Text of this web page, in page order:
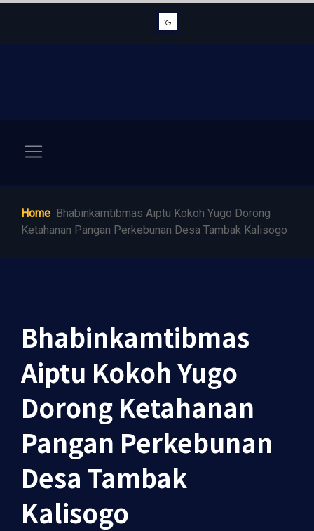
Home Bhabinkamtibmas Aiptu Kokoh Yugo Dorong
Ketahanan Pangan Perkebunan Desa Tambak Kalisogo
Bhabinkamtibmas
Aiptu Kokoh Yugo
Dorong Ketahanan
Pangan Perkebunan
Desa Tambak
Kalisogo